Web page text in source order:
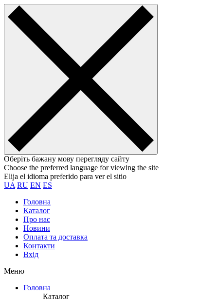
Оберіть бажану мову перегляду сайту
Choose the preferred language for viewing the site
Elija el idioma preferido para ver el sitio
UA RU EN ES
Головна
Каталог
Про нас
Новини
Оплата та доставка
Контакти
Вхiд
Меню
Головна
Каталог